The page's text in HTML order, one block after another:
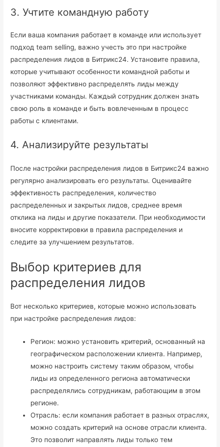
3. Учтите командную работу
Если ваша компания работает в команде или использует
подход team selling, важно учесть это при настройке
распределения лидов в Битрикс24. Установите правила,
которые учитывают особенности командной работы и
позволяют эффективно распределять лиды между
участниками команды. Каждый сотрудник должен знать
свою роль в команде и быть вовлеченным в процесс
работы с клиентами.
4. Анализируйте результаты
После настройки распределения лидов в Битрикс24 важно
регулярно анализировать его результаты. Оценивайте
эффективность распределения, количество
распределенных и закрытых лидов, среднее время
отклика на лиды и другие показатели. При необходимости
вносите корректировки в правила распределения и
следите за улучшением результатов.
Выбор критериев для
распределения лидов
Вот несколько критериев, которые можно использовать
при настройке распределения лидов:
Регион: можно установить критерий, основанный на
географическом расположении клиента. Например,
можно настроить систему таким образом, чтобы
лиды из определенного региона автоматически
распределялись сотрудникам, работающим в этом
регионе.
Отрасль: если компания работает в разных отраслях,
можно создать критерий на основе отрасли клиента.
Это позволит направлять лиды только тем